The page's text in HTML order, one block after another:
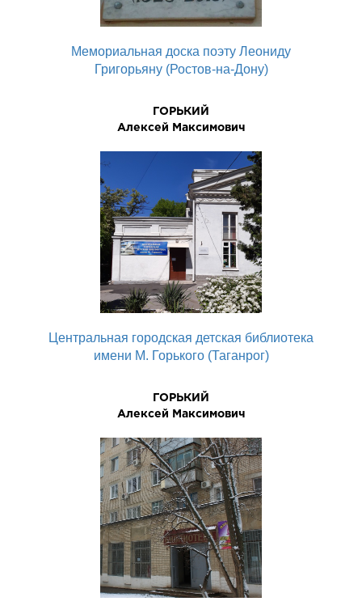
Мемориальная доска поэту Леониду
Григорьяну (Ростов-на-Дону)
ГОРЬКИЙ
Алексей Максимович
Центральная городская детская библиотека
имени М. Горького (Таганрог)
ГОРЬКИЙ
Алексей Максимович